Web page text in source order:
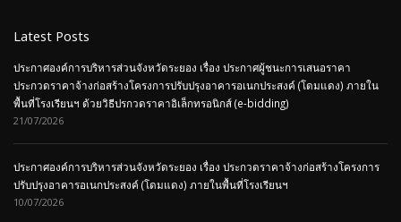
Latest Posts
ประกาศองค์การบริหารส่วนจังหวัดระยอง เรื่อง ประกาศผู้ชนะการเสนอราคา
ประกวดราคาจ้างก่อสร้างโครงการปรับปรุงอาคารอเนกประสงค์ (โดมแดง) ภายใน
พื้นที่โรงเรียนฯ ด้วยวิธีปรกวดราคาอิเล็กทรอนิกส์ (e-bidding)
21/07/2026
ประกาศองค์การบริหารส่วนจังหวัดระยอง เรื่อง ประกวดราคาจ้างก่อสร้างโครงการ
ปรับปรุงอาคารอเนกประสงค์ (โดมแดง) ภายในพื้นที่โรงเรียนฯ
10/07/2026